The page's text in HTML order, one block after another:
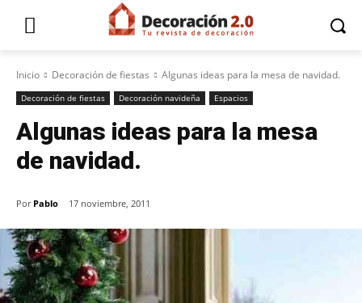
Inicio Decoración de fiestas Algunas ideas para la mesa de navidad.
Decoración de fiestas Decoración navideña Espacios
Algunas ideas para la mesa
de navidad.
Por Pablo 17 noviembre, 2011